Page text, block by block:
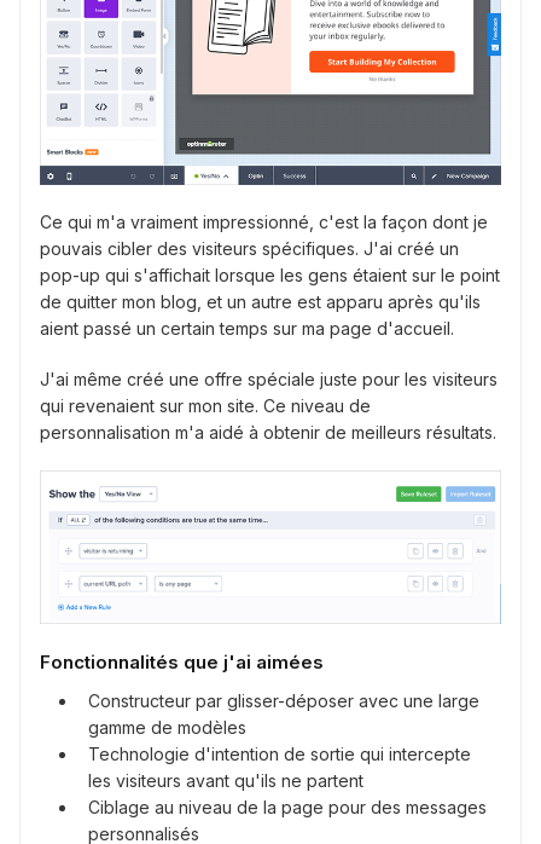
Ce qui m'a vraiment impressionné, c'est la façon dont je
pouvais cibler des visiteurs spécifiques. J'ai créé un
pop-up qui s'affichait lorsque les gens étaient sur le point
de quitter mon blog, et un autre est apparu après qu'ils
aient passé un certain temps sur ma page d'accueil.
J'ai même créé une offre spéciale juste pour les visiteurs
qui revenaient sur mon site. Ce niveau de
personnalisation m'a aidé à obtenir de meilleurs résultats.
Fonctionnalités que j'ai aimées
Constructeur par glisser-déposer avec une large
gamme de modèles
Technologie d'intention de sortie qui intercepte
les visiteurs avant qu'ils ne partent
Ciblage au niveau de la page pour des messages
personnalisés